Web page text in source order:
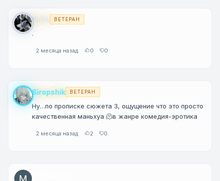
Kotik ВЕТЕРАН
.
2 месяца назад 0 0
Siropshik ВЕТЕРАН
Ну…по прописке сюжета 3, ощущение что это просто
качественная маньхуа 🫠в жанре комедия-эротика
2 месяца назад 2 0